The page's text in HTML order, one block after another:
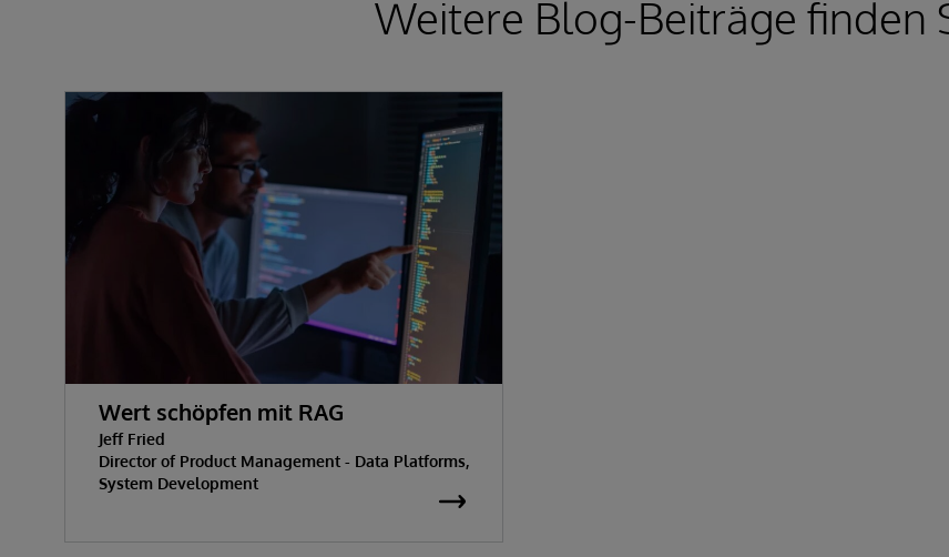
Weitere Blog-Beiträge finden
Wert schöpfen mit RAG
Jeff Fried
Director of Product Management - Data Platforms,
System Development